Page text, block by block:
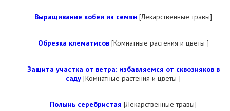
Выращивание кобеи из семян [Лекарственные травы]
Обрезка клематисов[Комнатные растения и цветы ]
Защита участка от ветра: избавляемся от сквозняков в
саду [Комнатные растения и цветы ]
Полынь серебристая [Лекарственные травы]